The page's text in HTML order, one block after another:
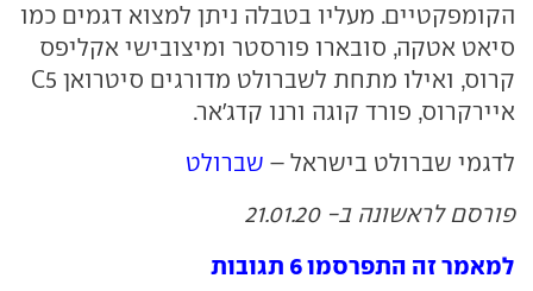
הקומפקטיים. מעליו בטבלה ניתן למצוא דגמים כמו
סיאט אטקה, סובארו פורסטר ומיצובישי אקליפס
קרוס, ואילו מתחת לשברולט מדורגים סיטרואן C5
איירקרוס, פורד קוגה ורנו קדג'אר.
לדגמי שברולט בישראל – שברולט
פורסם לראשונה ב- 21.01.20
למאמר זה התפרסמו 6 תגובות